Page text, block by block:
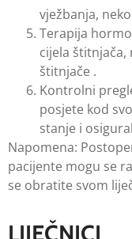
vježbanja,
Terapija
cijela
štitnjače .
Kontrolni
posjete kod
stanje i
Napomena:
pacijente mogu se
se obratite svom
LIJEČNICI